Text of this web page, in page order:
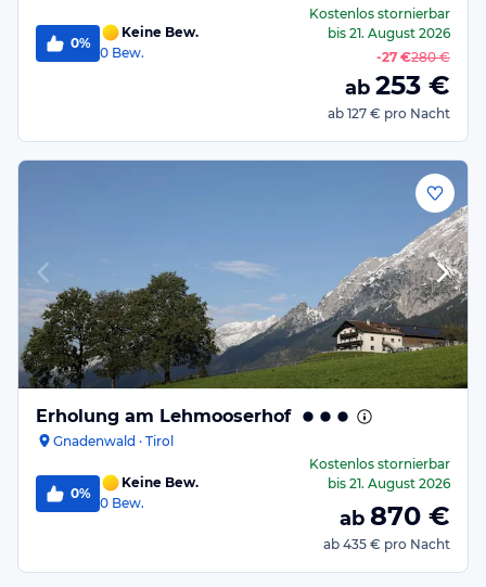
0%
Keine Bew.
0 Bew.
Kostenlos stornierbar
bis 21. August 2026
-27 €280 €
ab 253 €
ab 127 € pro Nacht
Erholung am Lehmooserhof
Gnadenwald · Tirol
0%
Keine Bew.
0 Bew.
Kostenlos stornierbar
bis 21. August 2026
ab 870 €
ab 435 € pro Nacht